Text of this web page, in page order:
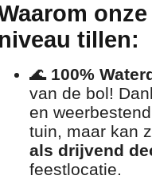
niveau tillen:
🌊 100%
van de bol!
en
tuin, maar kan
als drijvend
feestlocatie.